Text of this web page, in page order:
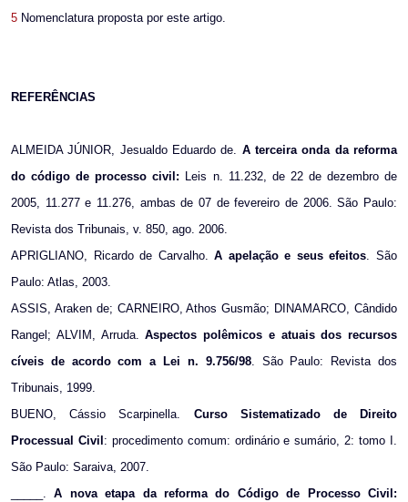
5 Nomenclatura proposta por este artigo.
REFERÊNCIAS
ALMEIDA JÚNIOR, Jesualdo Eduardo de. A terceira onda da reforma
do código de processo civil: Leis n. 11.232, de 22 de dezembro de
2005, 11.277 e 11.276, ambas de 07 de fevereiro de 2006. São Paulo:
Revista dos Tribunais, v. 850, ago. 2006.
APRIGLIANO, Ricardo de Carvalho.A apelação e seus efeitos. São
Paulo: Atlas, 2003.
ASSIS, Araken de; CARNEIRO, Athos Gusmão; DINAMARCO, Cândido
Rangel; ALVIM, Arruda.Aspectos polêmicos e atuais dos recursos
cíveis de acordo com a Lei n. 9.756/98. São Paulo: Revista dos
Tribunais, 1999.
BUENO, Cássio Scarpinella. Curso Sistematizado de Direito
Processual Civil : procedimento comum: ordinário e sumário, 2: tomo I.
São Paulo: Saraiva, 2007.
_____.A nova etapa da reforma do Código de Processo Civil: